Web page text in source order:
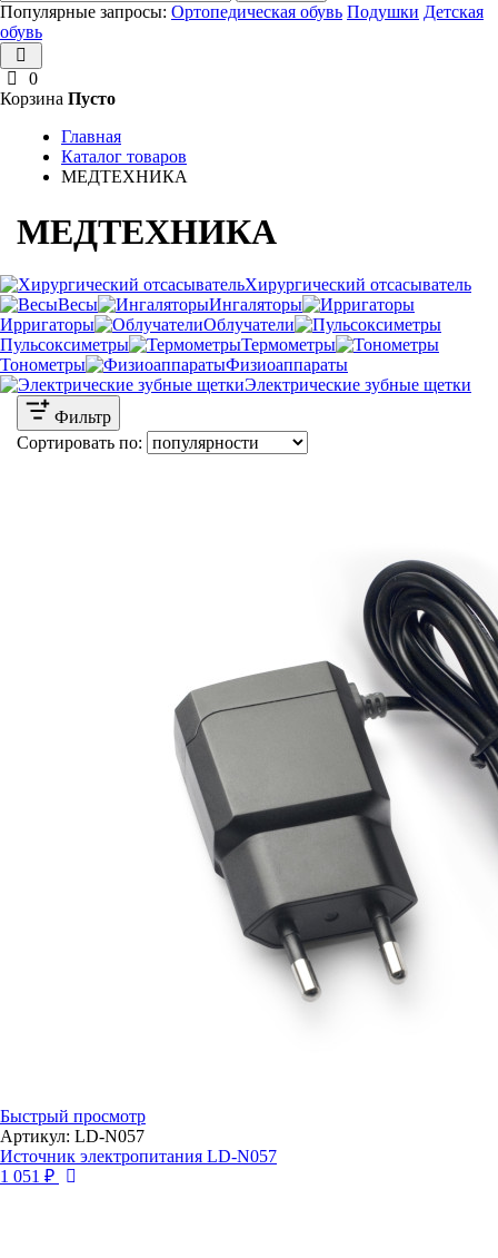
Популярные запросы: Ортопедическая обувь Подушки Детская
обувь
0
Корзина Пусто
Главная
Каталог товаров
МЕДТЕХНИКА
МЕДТЕХНИКА
Хирургический отсасыватель
Весы
Ингаляторы
Ирригаторы
Облучатели
Пульсоксиметры
Термометры
Тонометры
Физиоаппараты
Электрические зубные щетки
Фильтр
Сортировать по:
Быстрый просмотр
Артикул: LD-N057
Источник электропитания LD-N057
1 051 ₽